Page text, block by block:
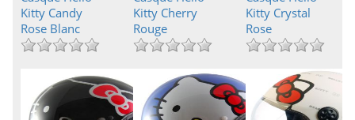
Kitty Candy
Rose Blanc
Kitty Cherry
Rouge
Kitty Crystal
Rose